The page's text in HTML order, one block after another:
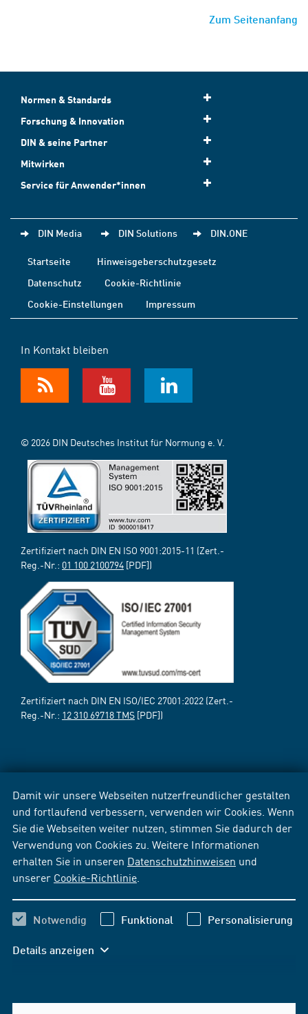
Damit wir unsere Webseiten nutzerfreundlicher gestalten
und fortlaufend verbessern, verwenden wir Cookies. Wenn
Sie die Webseiten weiter nutzen, stimmen Sie dadurch der
Verwendung von Cookies zu. Weitere Informationen
erhalten Sie in unseren Datenschutzhinweisen und
unserer Cookie-Richtlinie
Notwendig Funktional Personalisierung
Details anzeigen
Zum Seitenanfang
Normen & Standards
Forschung & Innovation
DIN & seine Partner
Mitwirken
Service für Anwender*innen
DIN Media DIN Solutions DIN.ONE
Startseite
Hinweisgeberschutzgesetz
Datenschutz
Cookie-Richtlinie
Cookie-Einstellungen
Impressum
In Kontakt bleiben
© 2026 DIN Deutsches Institut für Normung e. V.
Zertifiziert nach DIN EN ISO 9001:2015-11 (Zert.-
Reg.-Nr.: 01 100 2100794 [PDF])
Zertifiziert nach DIN EN ISO/IEC 27001:2022 (Zert.-
Reg.-Nr.: 12 310 69718 TMS [PDF])